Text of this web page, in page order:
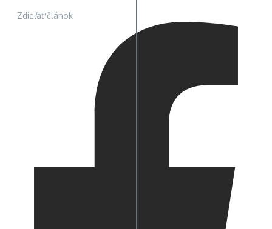
Zdieľať článok